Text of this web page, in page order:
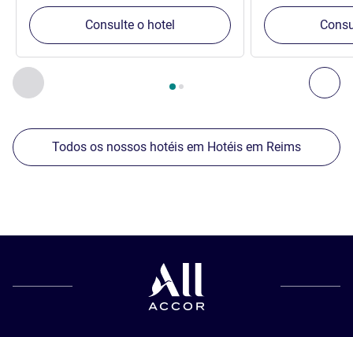
Anterior - Nossos outros estabelecimentos nas
Página , Nossos outros estabelecimentos nas
Consulte o hotel
Todos os nossos hotéis em Hotéis em Reims